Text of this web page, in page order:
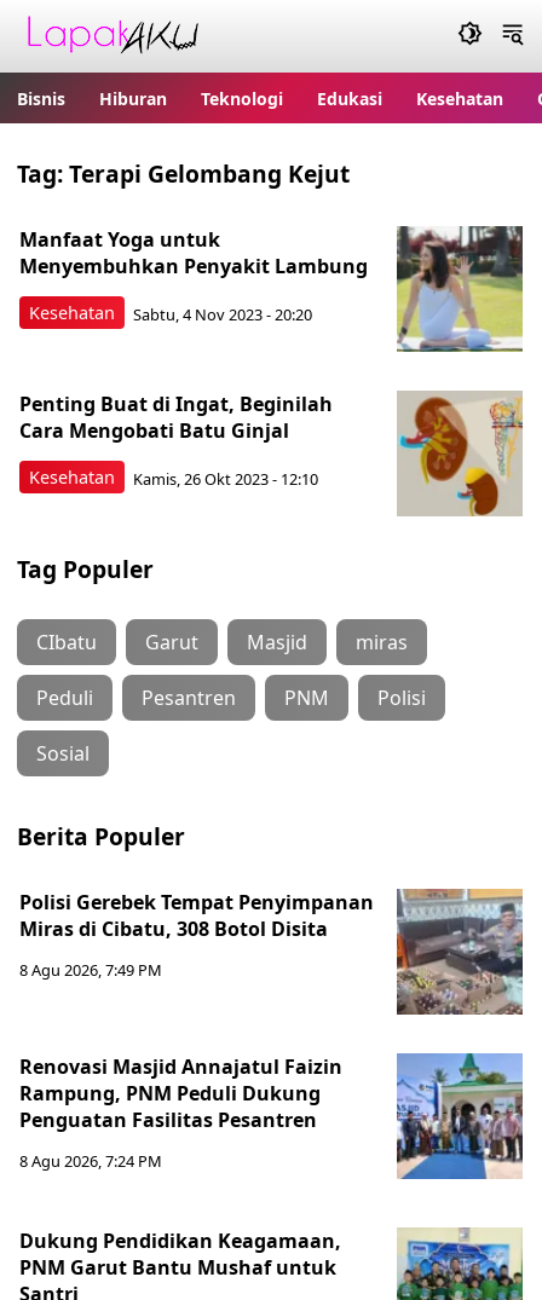
Bisnis Hiburan Teknologi Edukasi Kesehatan
Tag:Terapi Gelombang Kejut
Kesehatan
Manfaat Yoga untuk
Menyembuhkan Penyakit Lambung
Sabtu, 4 Nov 2023 - 20:20
Kesehatan
Penting Buat di Ingat, Beginilah
Cara Mengobati Batu Ginjal
Kamis, 26 Okt 2023 - 12:10
Tag Populer
CIbatu Garut Masjid miras
Peduli Pesantren PNM Polisi
Sosial
Berita Populer
Polisi Gerebek Tempat Penyimpanan
Miras di Cibatu, 308 Botol Disita
8 Agu 2026, 7:49 PM
Renovasi Masjid Annajatul Faizin
Rampung, PNM Peduli Dukung
Penguatan Fasilitas Pesantren
8 Agu 2026, 7:24 PM
Dukung Pendidikan Keagamaan,
PNM Garut Bantu Mushaf untuk
Santri